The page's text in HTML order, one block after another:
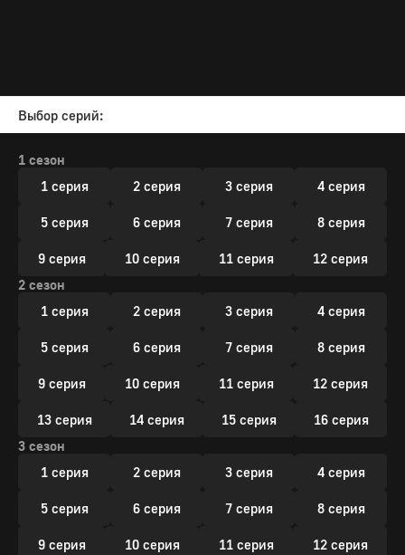
Выбор серий:
1 сезон
1 серия
2 серия 3 серия 4 серия
5 серия 6 серия 7 серия 8 серия
9 серия 10 серия 11 серия
12 серия
2 сезон
1 серия
2 серия 3 серия 4 серия
5 серия 6 серия 7 серия 8 серия
9 серия 10 серия 11 серия 12 серия
13 серия 14 серия 15 серия
16 серия
3 сезон
1 серия
2 серия 3 серия 4 серия
5 серия 6 серия 7 серия 8 серия
9 серия 10 серия 11 серия 12 серия